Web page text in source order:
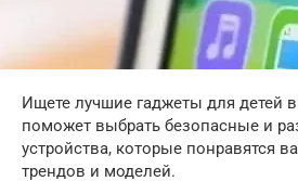
Ищете лучшие гаджеты для детей
поможет выбрать безопасные и
устройства, которые понравятся
трендов и моделей.